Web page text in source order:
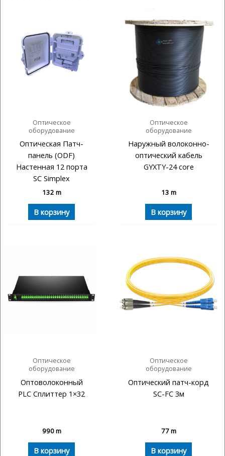
Оптическое
оборудование
Оптическая Патч-
панель (ODF)
Настенная 12 порта
SC Simplex
132 m
В корзину
Оптическое
оборудование
Наружный волоконно-
оптический кабель
GYXTY-24 core
13 m
В корзину
Оптическое
оборудование
Оптоволоконный
PLC Сплиттер 1×32
990m
В корзину
Оптическое
оборудование
Оптический патч-корд
SC-FC 3м
77m
В корзину